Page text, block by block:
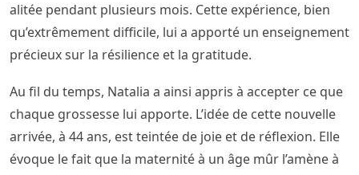
alitée pendant plusieurs mois. Cette expérience, bien
qu’extrêmement difficile, lui a apporté un enseignement
précieux sur la résilience et la gratitude.
Au fil du temps, Natalia a ainsi appris à accepter ce que
chaque grossesse lui apporte. L’idée de cette nouvelle
arrivée, à 44 ans, est teintée de joie et de réflexion. Elle
évoque le fait que la maternité à un âge mûr l’amène à